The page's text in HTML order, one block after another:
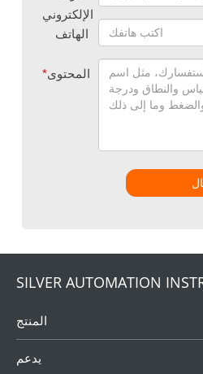
الإلكتروني
الهاتف
*المحتوى
SILVER AUTOMATION
المنتج
يدعم